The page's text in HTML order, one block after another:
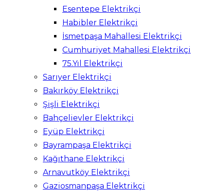
Esentepe Elektrikçi
Habibler Elektrikçi
İsmetpaşa Mahallesi Elektrikçi
Cumhuriyet Mahallesi Elektrikçi
75.Yıl Elektrikçi
Sarıyer Elektrikçi
Bakırköy Elektrikçi
Şişli Elektrikçi
Bahçelievler Elektrikçi
Eyüp Elektrikçi
Bayrampaşa Elektrikçi
Kağıthane Elektrikçi
Arnavutköy Elektrikçi
Gaziosmanpaşa Elektrikçi